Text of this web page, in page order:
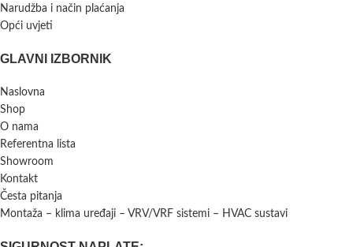
Narudžba i način plaćanja
Opći uvjeti
GLAVNI IZBORNIK
Naslovna
Shop
O nama
Referentna lista
Showroom
Kontakt
Česta pitanja
Montaža – klima uređaji – VRV/VRF sistemi – HVAC sustavi